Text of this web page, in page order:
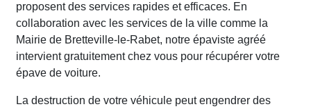
proposent des services rapides et efficaces. En
collaboration avec les services de la ville comme la
Mairie de Bretteville-le-Rabet, notre épaviste agréé
intervient gratuitement chez vous pour récupérer votre
épave de voiture.
La destruction de votre véhicule peut engendrer des